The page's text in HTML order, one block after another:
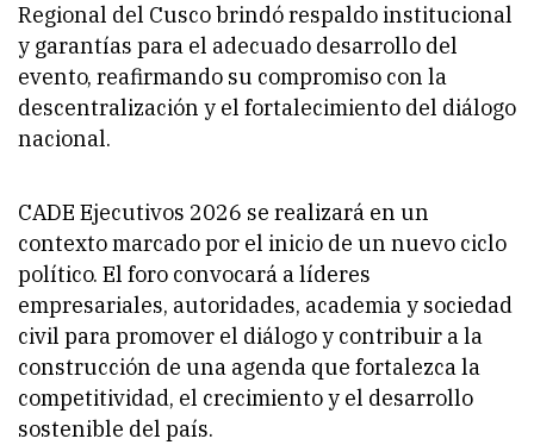
Regional del Cusco brindó respaldo institucional
y garantías para el adecuado desarrollo del
evento, reafirmando su compromiso con la
descentralización y el fortalecimiento del diálogo
nacional.
CADE Ejecutivos 2026 se realizará en un
contexto marcado por el inicio de un nuevo ciclo
político. El foro convocará a líderes
empresariales, autoridades, academia y sociedad
civil para promover el diálogo y contribuir a la
construcción de una agenda que fortalezca la
competitividad, el crecimiento y el desarrollo
sostenible del país.